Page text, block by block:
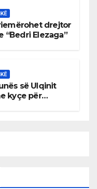
drejtor
“Bedri Elezaga”
së Ulqinit
kyçe për